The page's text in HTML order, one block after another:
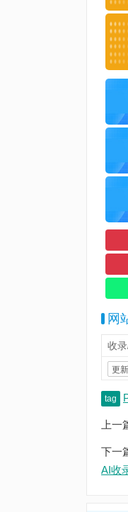
网
收
更新
tag
上一
下一
AI收